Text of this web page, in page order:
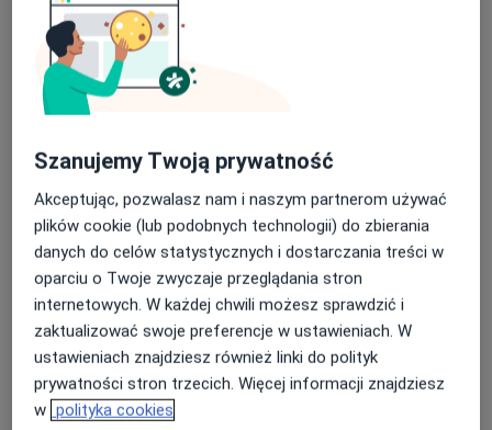
Badanie inteligencji
600 zł
Szczegóły
Umów
Diagnoza ADHD dla dziecka
250 zł
Szczegółydiagnoza ADHD dla dziecka
Umów
+ 8 usług
W jaki sposób ustalane są ceny?
Szanujemy Twoją prywatność
Akceptując, pozwalasz nam i naszym partnerom używać
plików cookie (lub podobnych technologii) do zbierania
danych do celów statystycznych i dostarczania treści w
oparciu o Twoje zwyczaje przeglądania stron
internetowych. W każdej chwili możesz sprawdzić i
zaktualizować swoje preferencje w ustawieniach. W
ustawieniach znajdziesz również linki do polityk
prywatności stron trzecich. Więcej informacji znajdziesz
w polityka cookies